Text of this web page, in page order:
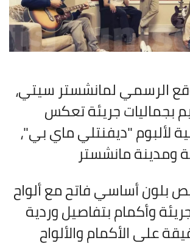
الرسمي لمانشستر سيتي،
بجماليات جريئة تعكس
لألبوم "ديفنتلي ماي بي"،
ومدينة مانشستر
بلون أساسي فاتح مع ألواح
وأكمام بتفاصيل وردية
على الأكمام والألواح